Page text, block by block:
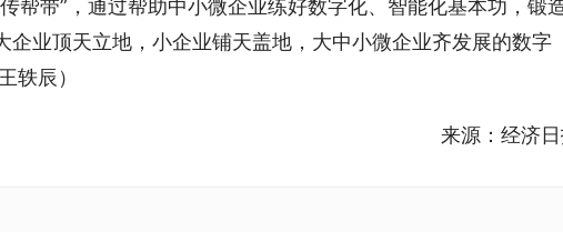
帮带”，通过帮助中小微企业练好数字化、智能化基本功，锻
企业顶天立地，小企业铺天盖地，大中小微企业齐发展的数字
轶辰）
来源：经济